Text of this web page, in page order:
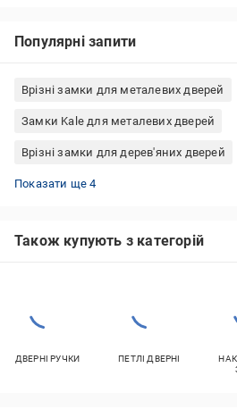
Популярні запити
Врізні замки для металевих дверей
Замки Kale для металевих дверей
Врізні замки для дерев'яних дверей
Замок врізний під циліндр
Защіпки для міжкімнатних дверей
Защіпки для хвірток
Замки врізні Apecs
Показати ще 4
Також купують з категорій
ДВЕРНІ РУЧКИ ПЕТЛІ ДВЕРНІ